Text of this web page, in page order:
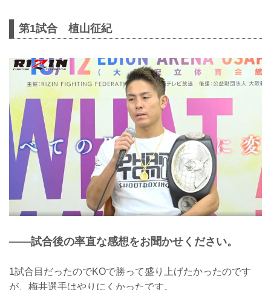
第1試合 植山征紀
——試合後の率直な感想をお聞かせください。
1試合目だったのでKOで勝って盛り上げたかったのです
が、梅井選手はやりにくかったです。